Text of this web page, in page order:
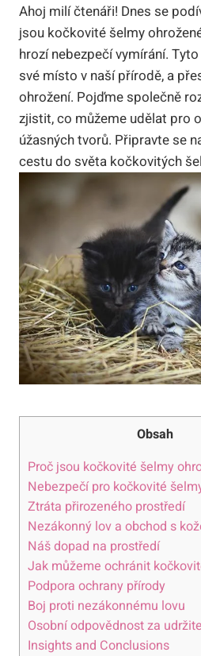
Ahoj milí čtenáři! Dnes se
jsou kočkovité šelmy
hrozí nebezpečí vymírání.
své místo v naší přírodě, a
ohrožení. Pojďme společně
zjistit, co můžeme udělat pro
úžasných tvorů. Připravte se
cestu do světa kočkovitých
Obsah
Proč jsou kočkovité šelmy
Nebezpečí pro kočkovité
Ztráta přirozeného prostředí
Nezákonný lov a obchod s
Náš dopad na prostředí
Jak můžeme ochránit
Podpora ochrany přírody
Boj proti nezákonnému lovu
Osobní odpovědnost za
Insights and Conclusions